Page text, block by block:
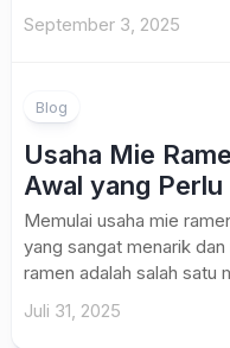
September 3, 2025
Blog
Usaha Mie
Awal yang Perlu
Memulai usaha mie
yang sangat menarik
ramen adalah salah satu
Juli 31, 2025